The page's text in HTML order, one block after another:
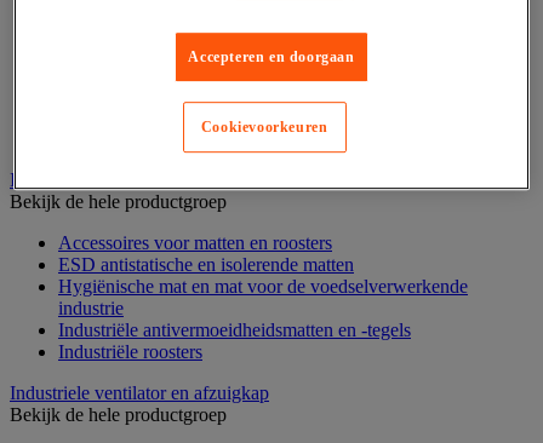
Rek voor haspels en spoelen
Industriële mat, tegel en rooster
Bekijk de hele productgroep
Accessoires voor matten en roosters
ESD antistatische en isolerende matten
Hygiënische mat en mat voor de voedselverwerkende
industrie
Industriële antivermoeidheidsmatten en -tegels
Industriële roosters
Industriele ventilator en afzuigkap
Bekijk de hele productgroep
Accepteren en doorgaan
Cookievoorkeuren